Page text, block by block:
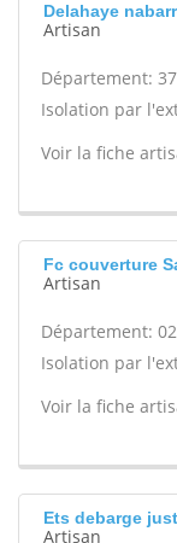
Delahaye
Artisan
Département: 37
Isolation par
Voir la fiche
Fc couverture
Artisan
Département: 02
Isolation par
Voir la fiche
Ets debarge
Artisan